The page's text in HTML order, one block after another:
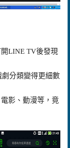
LINE TV後發現
分類變得更細數
影、動漫等，竟